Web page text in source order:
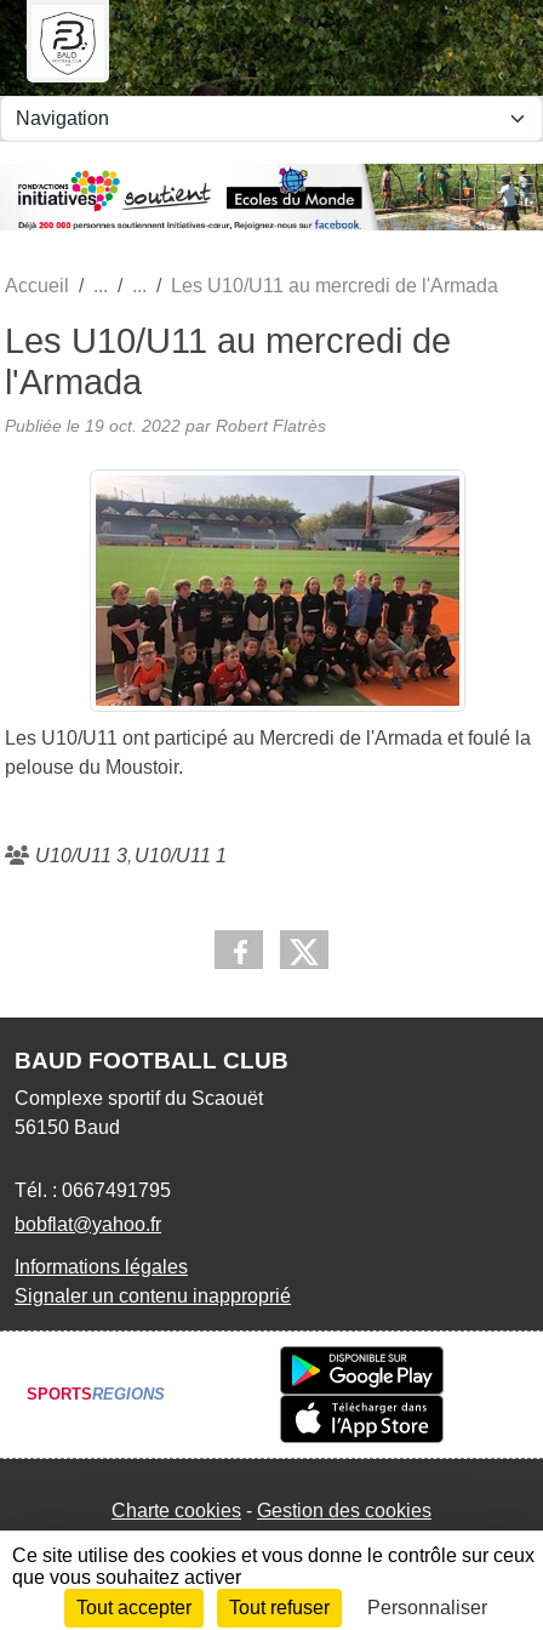
Accueil Les U10/U11 au mercredi de l'Armada
Les U10/U11 au mercredi de
l'Armada
Publiée le 19 oct. 2022 par Robert Flatrès
Les U10/U11 ont participé au Mercredi de l'Armada et foulé la
pelouse du Moustoir.
U10/U11 3 U10/U11 1
BAUD FOOTBALL CLUB
Complexe sportif du Scaouët
56150 Baud
Tél. : 0667491795
bobflat@yahoo.fr
Informations légales
Signaler un contenu inapproprié
SPORTSREGIONS
Charte cookies Gestion des cookies
Envie de participer ? Connexion
Panneau de gestion des cookies
Ce site utilise des cookies et vous donne le contrôle sur ceux
que vous souhaitez activer
Tout accepter
Tout refuser Personnaliser